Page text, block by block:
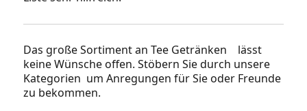
Das große Sortiment an Tee Getränken lässt
keine Wünsche offen. Stöbern Sie durch unsere
Kategorien um Anregungen für Sie oder Freunde
zu bekommen.